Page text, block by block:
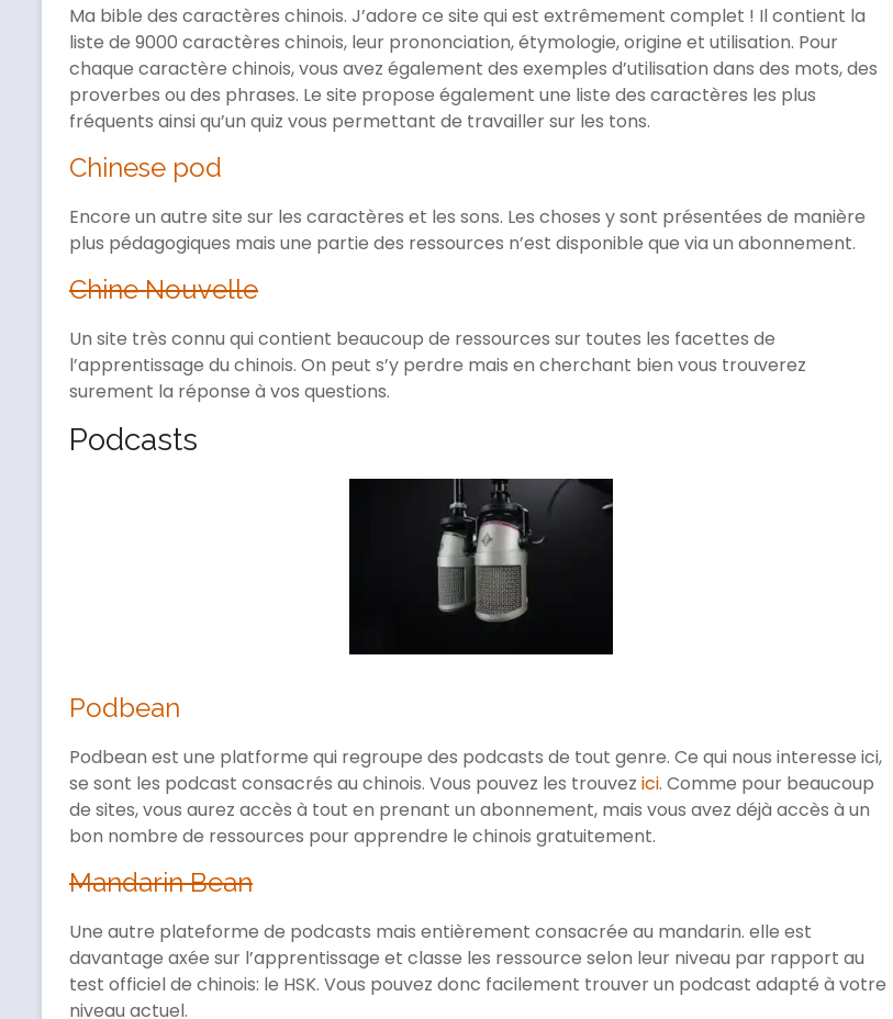
Ma bible des caractères chinois. J’adore ce site qui est extrêmement complet ! Il contient la
liste de 9000 caractères chinois, leur prononciation, étymologie, origine et utilisation. Pour
chaque caractère chinois, vous avez également des exemples d’utilisation dans des mots, des
proverbes ou des phrases. Le site propose également une liste des caractères les plus
fréquents ainsi qu’un quiz vous permettant de travailler sur les tons.
Chinese pod
Encore un autre site sur les caractères et les sons. Les choses y sont présentées de manière
plus pédagogiques mais une partie des ressources n’est disponible que via un abonnement.
Chine Nouvelle
Un site très connu qui contient beaucoup de ressources sur toutes les facettes de
l’apprentissage du chinois. On peut s’y perdre mais en cherchant bien vous trouverez
surement la réponse à vos questions.
Podcasts
Podbean
Podbean est une platforme qui regroupe des podcasts de tout genre. Ce qui nous interesse ici,
se sont les podcast consacrés au chinois. Vous pouvez les trouvez ici. Comme pour beaucoup
de sites, vous aurez accès à tout en prenant un abonnement, mais vous avez déjà accès à un
bon nombre de ressources pour apprendre le chinois gratuitement.
Mandarin Bean
Une autre plateforme de podcasts mais entièrement consacrée au mandarin. elle est
davantage axée sur l’apprentissage et classe les ressource selon leur niveau par rapport au
test officiel de chinois: le HSK. Vous pouvez donc facilement trouver un podcast adapté à votre
niveau actuel.